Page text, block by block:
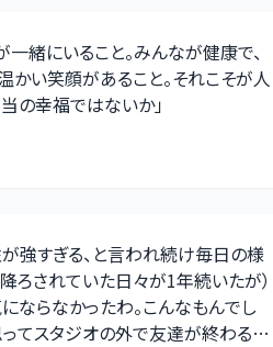
一緒にいること。みんなが健康で、
かい笑顔があること。それこそが人
の幸福ではないか」
が強すぎる、と言われ続け毎日の様
ろされていた日々が1年続いたが）
ならなかったわ。こんなもんでし
ってスタジオの外で友達が終わるの